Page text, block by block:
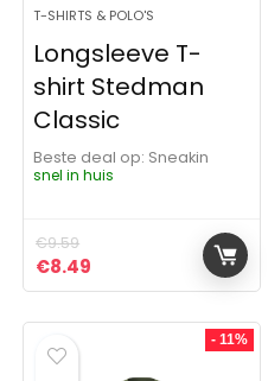
T-SHIRTS & POLO'S
Longsleeve T-
shirt Stedman
Classic
Beste deal op:
Sneakin
snel in huis
€9.59
Oorspronkelijke prijs
€8.49 Huidige prijs is:
- 11%